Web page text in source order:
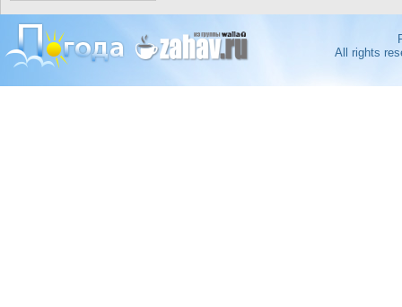
All rights